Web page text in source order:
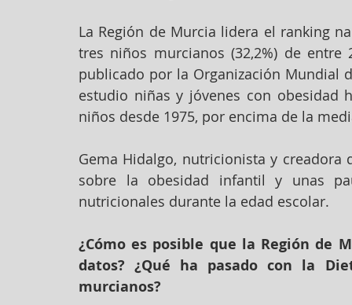
La Región de Murcia lidera el ranking
tres niños murcianos (32,2%) de
publicado por la Organización Mundial
estudio niñas y jóvenes con obesidad
niños desde 1975, por encima de la
Gema Hidalgo, nutricionista y
sobre la obesidad infantil y unas
nutricionales durante la edad escolar.
¿Cómo es posible que la Región de
datos? ¿Qué ha pasado con la
murcianos?